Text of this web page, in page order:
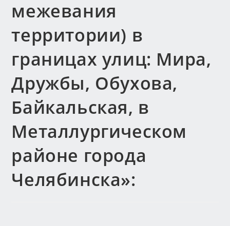
межевания
территории) в
границах улиц: Мира,
Дружбы, Обухова,
Байкальская, в
Металлургическом
районе города
Челябинска»: